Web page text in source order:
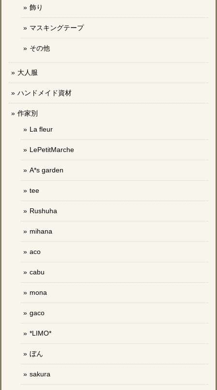
飾り
マスキングテープ
その他
大人服
ハンドメイド資材
作家別
La fleur
LePetitMarche
A*s garden
tee
Rushuha
mihana
aco
cabu
mona
gaco
*LIMO*
ぼん
sakura